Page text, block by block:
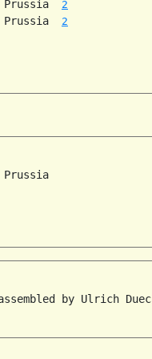
Prussia 2
Prussia
2
Prussia
by Ulrich